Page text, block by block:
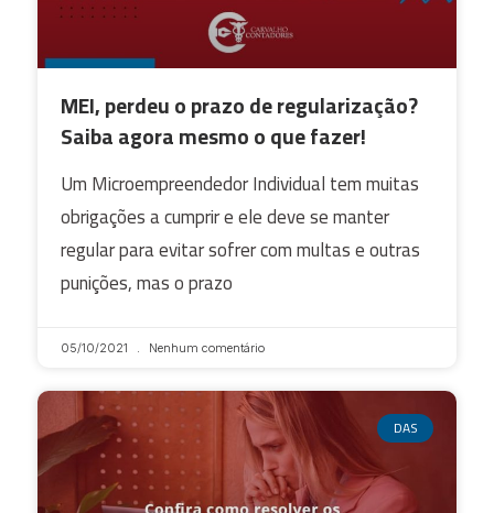
MEI, perdeu o prazo de regularização?
Saiba agora mesmo o que fazer!
Um Microempreendedor Individual tem muitas
obrigações a cumprir e ele deve se manter
regular para evitar sofrer com multas e outras
punições, mas o prazo
05/10/2021 Nenhum comentário
DAS